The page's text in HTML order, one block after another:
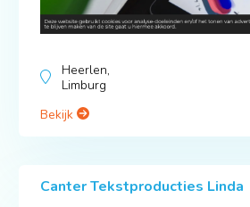
Heerlen,
Limburg
Bekijk
Canter Tekstproducties Linda